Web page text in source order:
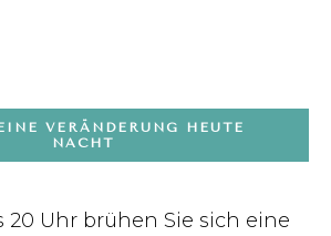
VERÄNDERUNG HEUTE
NACHT
20 Uhr brühen Sie sich eine